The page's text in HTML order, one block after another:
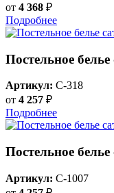
от 4 368 ₽
Подробнее
Постельное
Артикул: C-318
от 4 257 ₽
Подробнее
Постельное
Артикул: C-1007